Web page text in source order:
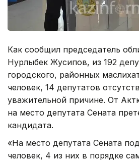
Как сообщил председатель
Нурлыбек Жусипов, из 192
городского, районных
человек, 14 депутатов
уважительной причине. От
на место депутата Сената
кандидата.
«На место депутата Сената
человек, 4 из них в порядке